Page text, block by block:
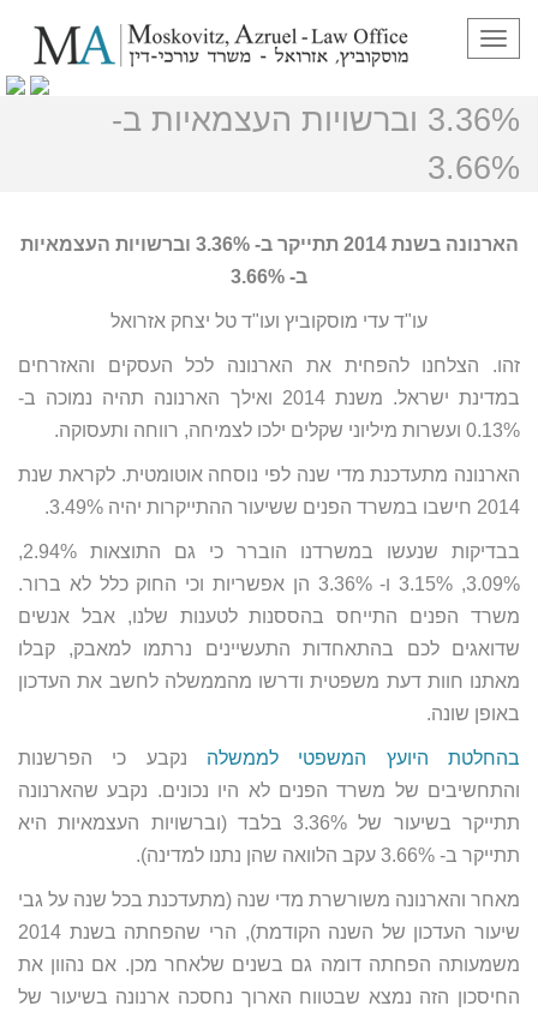
תפריט
הארנונה בשנת 2014 תתייקר ב-
3.36% וברשויות העצמאיות ב-
3.66%
הארנונה בשנת 2014 תתייקר ב- 3.36% וברשויות העצמאיות
ב- 3.66%
עו"ד עדי מוסקוביץ ועו"ד טל יצחק אזרואל
זהו. הצלחנו להפחית את הארנונה לכל העסקים והאזרחים
במדינת ישראל. משנת 2014 ואילך הארנונה תהיה נמוכה ב-
0.13% ועשרות מיליוני שקלים ילכו לצמיחה, רווחה ותעסוקה.
הארנונה מתעדכנת מדי שנה לפי נוסחה אוטומטית. לקראת שנת
2014 חישבו במשרד הפנים ששיעור ההתייקרות יהיה 3.49%.
בבדיקות שנעשו במשרדנו הוברר כי גם התוצאות 2.94%,
3.09%, 3.15% ו- 3.36% הן אפשריות וכי החוק כלל לא ברור.
משרד הפנים התייחס בהססנות לטענות שלנו, אבל אנשים
שדואגים לכם בהתאחדות התעשיינים נרתמו למאבק, קבלו
מאתנו חוות דעת משפטית ודרשו מהממשלה לחשב את העדכון
באופן שונה.
בהחלטת היועץ המשפטי לממשלה נקבע כי הפרשנות
והתחשיבים של משרד הפנים לא היו נכונים. נקבע שהארנונה
תתייקר בשיעור של 3.36% בלבד (וברשויות העצמאיות היא
תתייקר ב- 3.66% עקב הלוואה שהן נתנו למדינה).
מאחר והארנונה משורשרת מדי שנה (מתעדכנת בכל שנה על גבי
שיעור העדכון של השנה הקודמת), הרי שהפחתה בשנת 2014
משמעותה הפחתה דומה גם בשנים שלאחר מכן. אם נהוון את
החיסכון הזה נמצא שבטווח הארוך נחסכה ארנונה בשיעור של